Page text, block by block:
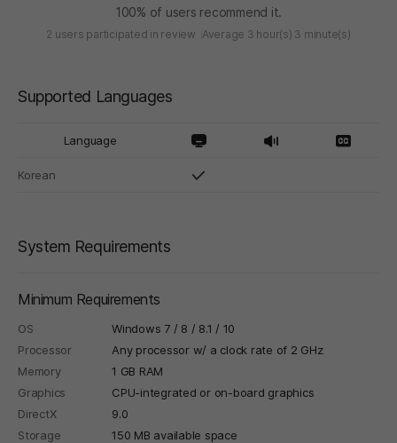
100% of users recommend it.
2 users participated in review Average 3 hour(s) 3 minute(s)
Supported Languages
Language
Korean
System Requirements
Minimum Requirements
OS
Windows 7 / 8 / 8.1 / 10
Processor
Any processor w/ a clock rate of 2 GHz
Memory
1 GB RAM
Graphics
CPU-integrated or on-board graphics
DirectX
9.0
Storage
150 MB available space